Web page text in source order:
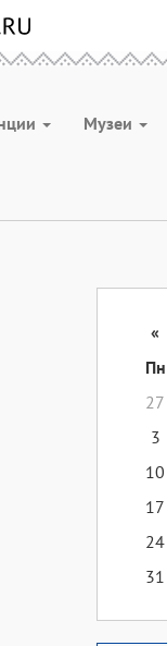
Музеи
«
Пн
27
3
10
17
24
31